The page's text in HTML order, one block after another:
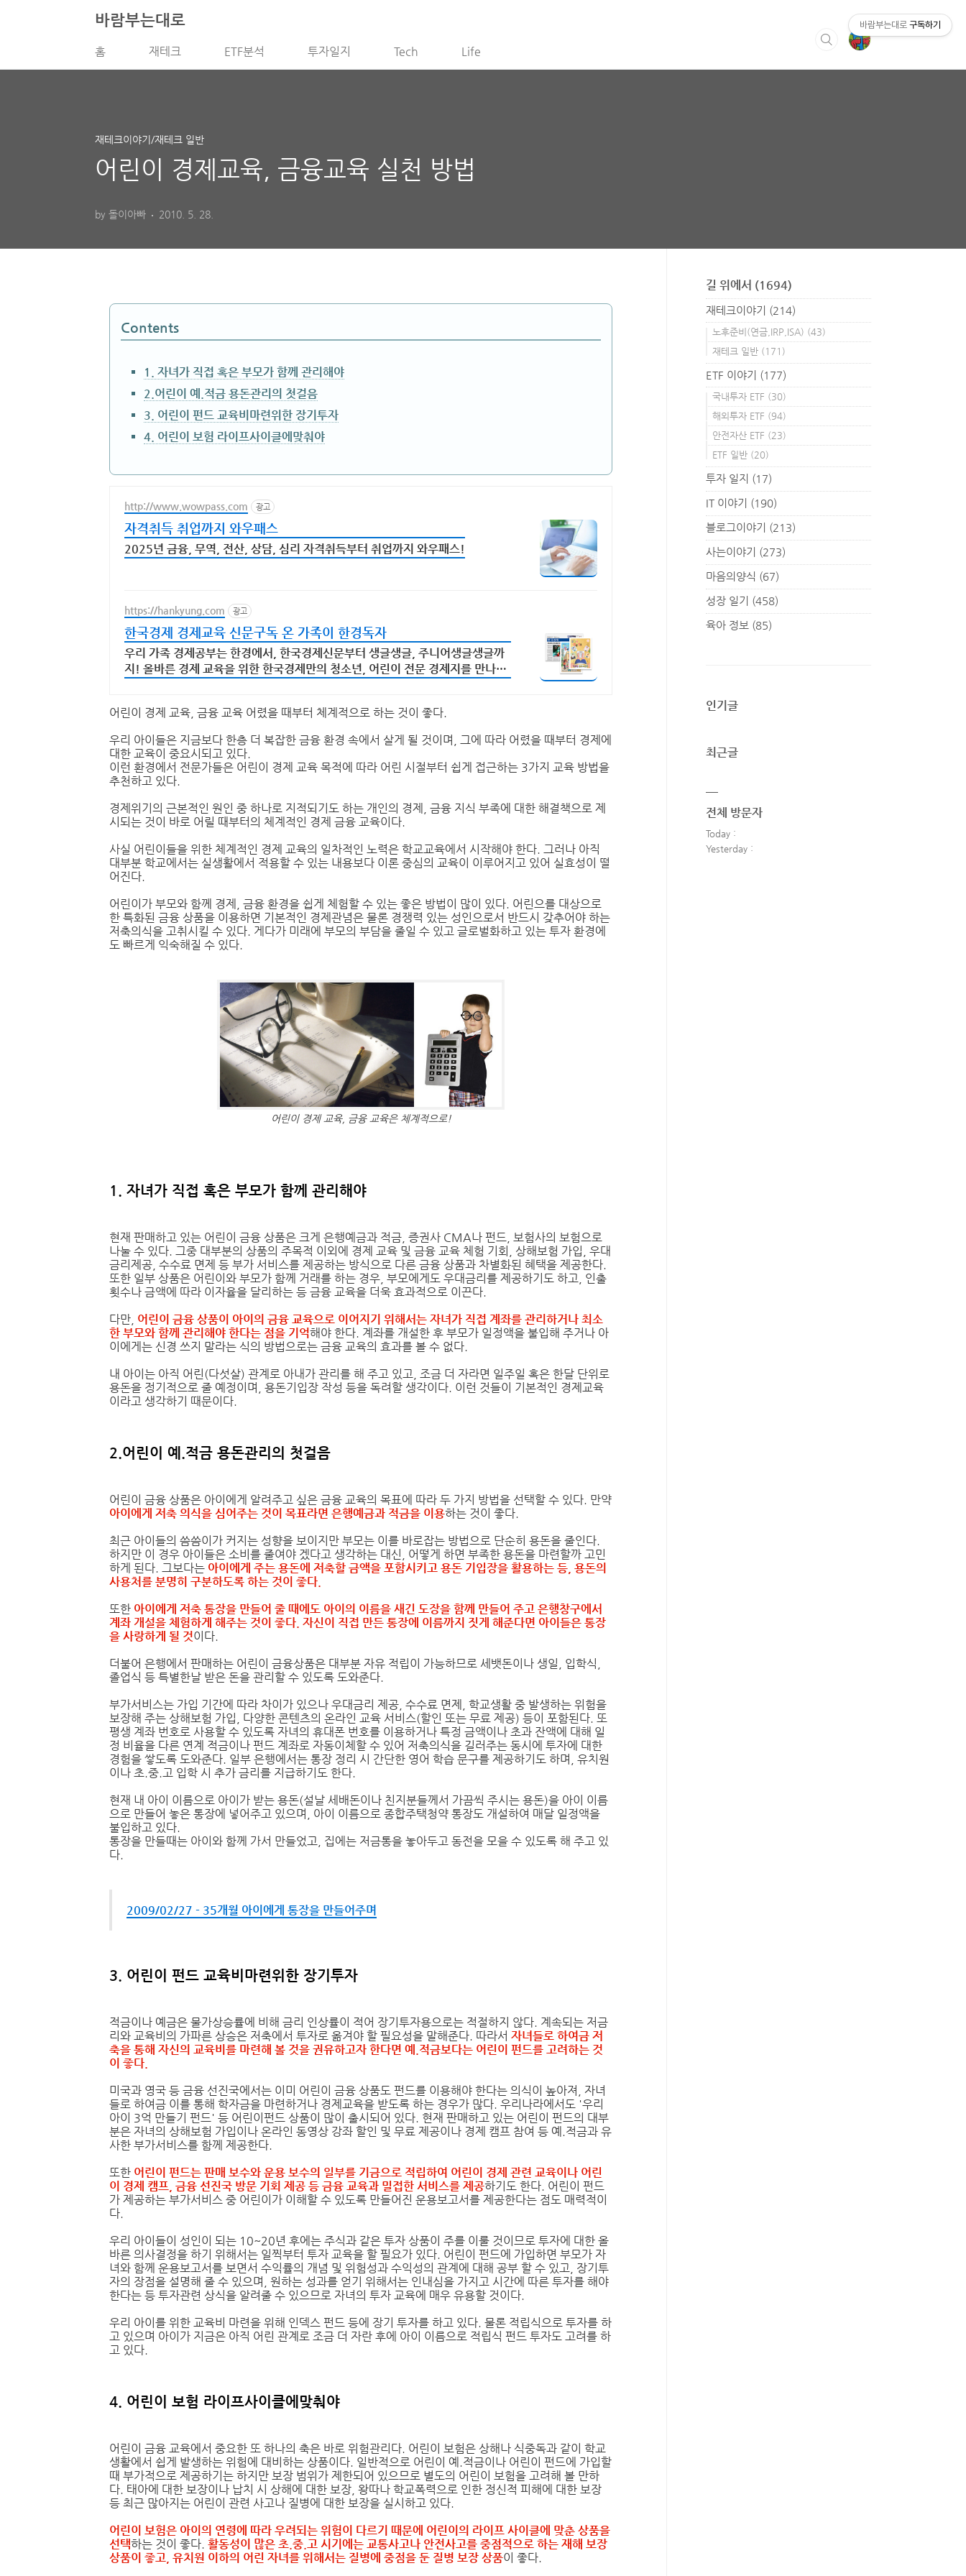
바람부는대로
홈 재테크 ETF분석 투자일지 Tech Life
재테크이야기/재테크 일반
어린이 경제교육, 금융교육 실천 방법
by 돌이아빠 2010. 5. 28.
Contents
1. 자녀가 직접 혹은 부모가 함께 관리해야
2.어린이 예.적금 용돈관리의 첫걸음
3. 어린이 펀드 교육비마련위한 장기투자
4. 어린이 보험 라이프사이클에맞춰야
http://www.wowpass.com 광고
자격취득 취업까지 와우패스
2025년 금융, 무역, 전산, 상담, 심리 자격취득부터 취업까지 와우패스!
https://hankyung.com 광고
한국경제 경제교육 신문구독 온 가족이 한경독자
우리 가족 경제공부는 한경에서, 한국경제신문부터 생글생글, 주니어생글생글까
지! 올바른 경제 교육을 위한 한국경제만의 청소년, 어린이 전문 경제지를 만나보
어린이 경제 교육, 금융 교육 어렸을 때부터 체계적으로 하는 것이 좋다.
우리 아이들은 지금보다 한층 더 복잡한 금융 환경 속에서 살게 될 것이며, 그에 따라 어렸을 때부터 경제에
대한 교육이 중요시되고 있다.
이런 환경에서 전문가들은 어린이 경제 교육 목적에 따라 어린 시절부터 쉽게 접근하는 3가지 교육 방법을
추천하고 있다.
경제위기의 근본적인 원인 중 하나로 지적되기도 하는 개인의 경제, 금융 지식 부족에 대한 해결책으로 제
시되는 것이 바로 어릴 때부터의 체계적인 경제 금융 교육이다.
사실 어린이들을 위한 체계적인 경제 교육의 일차적인 노력은 학교교육에서 시작해야 한다. 그러나 아직
대부분 학교에서는 실생활에서 적용할 수 있는 내용보다 이론 중심의 교육이 이루어지고 있어 실효성이 떨
어진다.
어린이가 부모와 함께 경제, 금융 환경을 쉽게 체험할 수 있는 좋은 방법이 많이 있다. 어린으를 대상으로
한 특화된 금융 상품을 이용하면 기본적인 경제관념은 물론 경쟁력 있는 성인으로서 반드시 갖추어야 하는
저축의식을 고취시킬 수 있다. 게다가 미래에 부모의 부담을 줄일 수 있고 글로벌화하고 있는 투자 환경에
도 빠르게 익숙해질 수 있다.
어린이 경제 교육, 금융 교육은 체계적으로!
1. 자녀가 직접 혹은 부모가 함께 관리해야
현재 판매하고 있는 어린이 금융 상품은 크게 은행예금과 적금, 증권사 CMA나 펀드, 보험사의 보험으로
나눌 수 있다. 그중 대부분의 상품의 주목적 이외에 경제 교육 및 금융 교육 체험 기회, 상해보험 가입, 우대
금리제공, 수수료 면제 등 부가 서비스를 제공하는 방식으로 다른 금융 상품과 차별화된 혜택을 제공한다.
또한 일부 상품은 어린이와 부모가 함께 거래를 하는 경우, 부모에게도 우대금리를 제공하기도 하고, 인출
횟수나 금액에 따라 이자율을 달리하는 등 금융 교육을 더욱 효과적으로 이끈다.
다만, 어린이 금융 상품이 아이의 금융 교육으로 이어지기 위해서는 자녀가 직접 계좌를 관리하거나 최소
한 부모와 함께 관리해야 한다는 점을 기억해야 한다. 계좌를 개설한 후 부모가 일정액을 불입해 주거나 아
이에게는 신경 쓰지 말라는 식의 방법으로는 금융 교육의 효과를 볼 수 없다.
내 아이는 아직 어린(다섯살) 관계로 아내가 관리를 해 주고 있고, 조금 더 자라면 일주일 혹은 한달 단위로
용돈을 정기적으로 줄 예정이며, 용돈기입장 작성 등을 독려할 생각이다. 이런 것들이 기본적인 경제교육
이라고 생각하기 때문이다.
2.어린이 예.적금 용돈관리의 첫걸음
어린이 금융 상품은 아이에게 알려주고 싶은 금융 교육의 목표에 따라 두 가지 방법을 선택할 수 있다. 만약
아이에게 저축 의식을 심어주는 것이 목표라면 은행예금과 적금을 이용하는 것이 좋다.
최근 아이들의 씀씀이가 커지는 성향을 보이지만 부모는 이를 바로잡는 방법으로 단순히 용돈을 줄인다.
하지만 이 경우 아이들은 소비를 줄여야 겠다고 생각하는 대신, 어떻게 하면 부족한 용돈을 마련할까 고민
하게 된다. 그보다는 아이에게 주는 용돈에 저축할 금액을 포함시키고 용돈 기입장을 활용하는 등, 용돈의
사용처를 분명히 구분하도록 하는 것이 좋다.
또한 아이에게 저축 통장을 만들어 줄 때에도 아이의 이름을 새긴 도장을 함께 만들어 주고 은행창구에서
계좌 개설을 체험하게 해주는 것이 좋다. 자신이 직접 만든 통장에 이름까지 짓게 해준다면 아이들은 통장
을 사랑하게 될 것이다.
더불어 은행에서 판매하는 어린이 금융상품은 대부분 자유 적립이 가능하므로 세뱃돈이나 생일, 입학식,
졸업식 등 특별한날 받은 돈을 관리할 수 있도록 도와준다.
부가서비스는 가입 기간에 따라 차이가 있으나 우대금리 제공, 수수료 면제, 학교생활 중 발생하는 위험을
보장해 주는 상해보험 가입, 다양한 콘텐츠의 온라인 교육 서비스(할인 또는 무료 제공) 등이 포함된다. 또
평생 계좌 번호로 사용할 수 있도록 자녀의 휴대폰 번호를 이용하거나 특정 금액이나 초과 잔액에 대해 일
정 비율을 다른 연계 적금이나 펀드 계좌로 자동이체할 수 있어 저축의식을 길러주는 동시에 투자에 대한
경험을 쌓도록 도와준다. 일부 은행에서는 통장 정리 시 간단한 영어 학습 문구를 제공하기도 하며, 유치원
이나 초.중.고 입학 시 추가 금리를 지급하기도 한다.
현재 내 아이 이름으로 아이가 받는 용돈(설날 세배돈이나 친지분들께서 가끔씩 주시는 용돈)을 아이 이름
으로 만들어 놓은 통장에 넣어주고 있으며, 아이 이름으로 종합주택청약 통장도 개설하여 매달 일정액을
불입하고 있다.
통장을 만들때는 아이와 함께 가서 만들었고, 집에는 저금통을 놓아두고 동전을 모을 수 있도록 해 주고 있
다.
2009/02/27 - 35개월 아이에게 통장을 만들어주며
3. 어린이 펀드 교육비마련위한 장기투자
적금이나 예금은 물가상승률에 비해 금리 인상률이 적어 장기투자용으로는 적절하지 않다. 계속되는 저금
리와 교육비의 가파른 상승은 저축에서 투자로 옮겨야 할 필요성을 말해준다. 따라서 자녀들로 하여금 저
축을 통해 자신의 교육비를 마련해 볼 것을 권유하고자 한다면 예.적금보다는 어린이 펀드를 고려하는 것
이 좋다.
미국과 영국 등 금융 선진국에서는 이미 어린이 금융 상품도 펀드를 이용해야 한다는 의식이 높아져, 자녀
들로 하여금 이를 통해 학자금을 마련하거나 경제교육을 받도록 하는 경우가 많다. 우리나라에서도 '우리
아이 3억 만들기 펀드' 등 어린이펀드 상품이 많이 출시되어 있다. 현재 판매하고 있는 어린이 펀드의 대부
분은 자녀의 상해보험 가입이나 온라인 동영상 강좌 할인 및 무료 제공이나 경제 캠프 참여 등 예.적금과 유
사한 부가서비스를 함께 제공한다.
또한 어린이 펀드는 판매 보수와 운용 보수의 일부를 기금으로 적립하여 어린이 경제 관련 교육이나 어린
이 경제 캠프, 금융 선진국 방문 기회 제공 등 금융 교육과 밀접한 서비스를 제공하기도 한다. 어린이 펀드
가 제공하는 부가서비스 중 어린이가 이해할 수 있도록 만들어진 운용보고서를 제공한다는 점도 매력적이
다.
우리 아이들이 성인이 되는 10~20년 후에는 주식과 같은 투자 상품이 주를 이룰 것이므로 투자에 대한 올
바른 의사결정을 하기 위해서는 일찍부터 투자 교육을 할 필요가 있다. 어린이 펀드에 가입하면 부모가 자
녀와 함께 운용보고서를 보면서 수익률의 개념 및 위험성과 수익성의 관계에 대해 공부 할 수 있고, 장기투
자의 장점을 설명해 줄 수 있으며, 원하는 성과를 얻기 위해서는 인내심을 가지고 시간에 따른 투자를 해야
한다는 등 투자관련 상식을 알려줄 수 있으므로 자녀의 투자 교육에 매우 유용할 것이다.
우리 아이를 위한 교육비 마련을 위해 인덱스 펀드 등에 장기 투자를 하고 있다. 물론 적립식으로 투자를 하
고 있으며 아이가 지금은 아직 어린 관계로 조금 더 자란 후에 아이 이름으로 적립식 펀드 투자도 고려를 하
고 있다.
4. 어린이 보험 라이프사이클에맞춰야
어린이 금융 교육에서 중요한 또 하나의 축은 바로 위험관리다. 어린이 보험은 상해나 식중독과 같이 학교
생활에서 쉽게 발생하는 위험에 대비하는 상품이다. 일반적으로 어린이 예.적금이나 어린이 펀드에 가입할
때 부가적으로 제공하기는 하지만 보장 범위가 제한되어 있으므로 별도의 어린이 보험을 고려해 볼 만하
다. 태아에 대한 보장이나 납치 시 상해에 대한 보장, 왕따나 학교폭력으로 인한 정신적 피해에 대한 보장
등 최근 많아지는 어린이 관련 사고나 질병에 대한 보장을 실시하고 있다.
어린이 보험은 아이의 연령에 따라 우려되는 위험이 다르기 때문에 어린이의 라이프 사이클에 맞춘 상품을
선택하는 것이 좋다. 활동성이 많은 초.중.고 시기에는 교통사고나 안전사고를 중점적으로 하는 재해 보장
상품이 좋고, 유치원 이하의 어린 자녀를 위해서는 질병에 중점을 둔 질병 보장 상품이 좋다.
길 위에서 (1694)
재테크이야기 (214)
노후준비(연금,IRP,ISA) (43)
재테크 일반 (171)
ETF 이야기 (177)
국내투자 ETF (30)
해외투자 ETF (94)
안전자산 ETF (23)
ETF 일반 (20)
투자 일지 (17)
IT 이야기 (190)
블로그이야기 (213)
사는이야기 (273)
마음의양식 (67)
성장 일기 (458)
육아 정보 (85)
인기글
최근글
전체 방문자
Today :
Yesterday :
바람부는대로 구독하기